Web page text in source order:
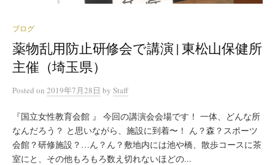
ブログ
薬物乱用防止研修会で講演 | 東松山保健所
主催（埼玉県）
Posted on 2019年7月28日 by Staff
『国立女性教育会館 』 今回の講演会会場です！ 一体、どんな所
なんだろう？ と思いながら、施設に到着〜！ ん？森？スポーツ
会館？研修施設？…ん？ん？敷地内には池や橋、散歩コースに茶
室にと、その他もろもろ数え切れないほどの...